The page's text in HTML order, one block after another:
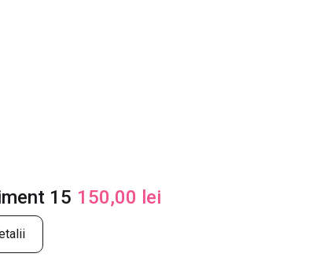
15 150,00 lei